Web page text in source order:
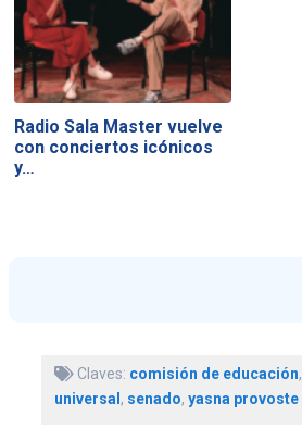
Radio Sala Master vuelve
con conciertos icónicos
y…
Claves: comisión de educación,
universal, senado, yasna provoste